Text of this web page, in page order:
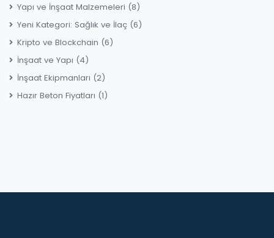
Yapı ve İnşaat Malzemeleri (8)
Yeni Kategori: Sağlık ve İlaç (6)
Kripto ve Blockchain (6)
İnşaat ve Yapı (4)
İnşaat Ekipmanları (2)
Hazır Beton Fiyatları (1)